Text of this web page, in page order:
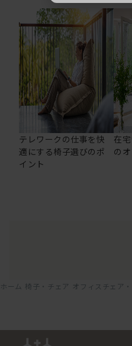
テレワークの仕事を快
適にする椅子選びのポ
イント
在
の
ホーム 椅子・チェア オフィスチェア